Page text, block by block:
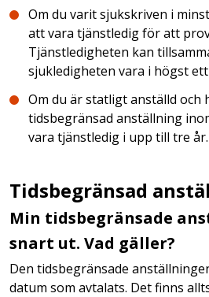
Om du varit sjukskriven i
att vara tjänstledig för att
Tjänstledigheten kan
sjukledigheten vara i högst
Om du är statligt anställd och
tidsbegränsad anställning
vara tjänstledig i upp till tre år.
Tidsbegränsad
Min tidsbegränsade
snart ut. Vad gäller?
Den tidsbegränsade
datum som avtalats. Det finns